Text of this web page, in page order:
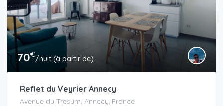
70€/nuit (à partir de)
Reflet du Veyrier Annecy
Avenue du Tresum, Annecy, France